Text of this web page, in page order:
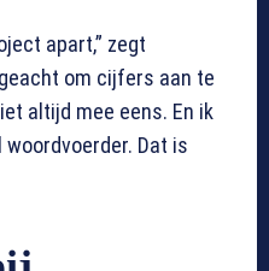
apart,” zegt
om cijfers aan te
altijd mee eens. En ik
Dat is